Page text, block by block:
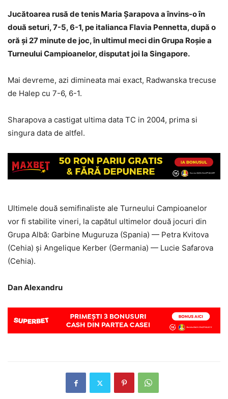
Jucătoarea rusă de tenis Maria Șarapova a învins-o în
două seturi, 7-5, 6-1, pe italianca Flavia Pennetta, după o
oră și 27 minute de joc, în ultimul meci din Grupa Roșie a
Turneului Campioanelor, disputat joi la Singapore.
Mai devreme, azi dimineata mai exact, Radwanska trecuse
de Halep cu 7-6, 6-1.
Sharapova a castigat ultima data TC in 2004, prima si
singura data de altfel.
Ultimele două semifinaliste ale Turneului Campioanelor
vor fi stabilite vineri, la capătul ultimelor două jocuri din
Grupa Albă: Garbine Muguruza (Spania) — Petra Kvitova
(Cehia) și Angelique Kerber (Germania) — Lucie Safarova
(Cehia).
Dan Alexandru